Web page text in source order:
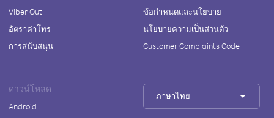
Viber Out
อัตราค่าโทร
การสนับสนุน
ข้อกำหนดและนโยบาย
นโยบายความเป็นส่วนตัว
Customer Complaints Code
ดาวน์โหลด
Android
ภาษาไทย